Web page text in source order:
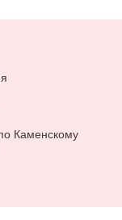
Каменскому